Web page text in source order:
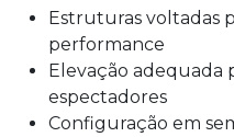
Estruturas voltadas
performance
Elevação adequada
espectadores
Configuração em